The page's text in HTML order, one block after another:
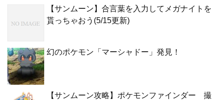
【サンムーン】合言葉を入力してメガナイトを
貰っちゃおう(5/15更新)
幻のポケモン「マーシャドー」発見！
【サンムーン攻略】ポケモンファインダー 撮